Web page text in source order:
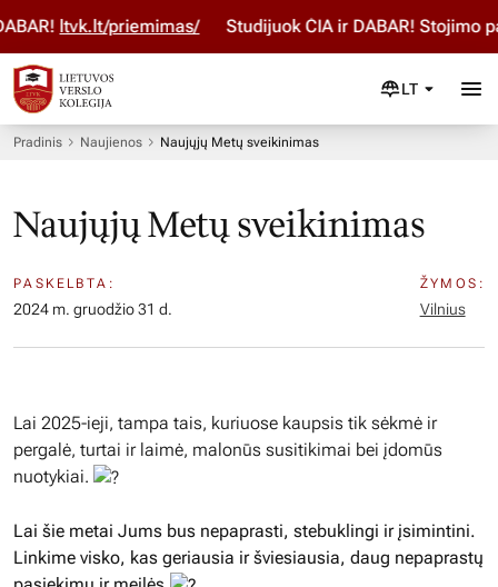
ltvk.lt/priemimas/ Studijuok ČIA ir DABAR! Stojimo
LT
Pradinis Naujienos Naujųjų Metų sveikinimas
Naujųjų Metų sveikinimas
PASKELBTA:
2024 m. gruodžio 31 d.
ŽYMOS:
Vilnius
Lai 2025-ieji, tampa tais, kuriuose kaupsis tik sėkmė ir
pergalė, turtai ir laimė, malonūs susitikimai bei įdomūs
nuotykiai.
Lai šie metai Jums bus nepaprasti, stebuklingi ir įsimintini.
Linkime visko, kas geriausia ir šviesiausia, daug nepaprastų